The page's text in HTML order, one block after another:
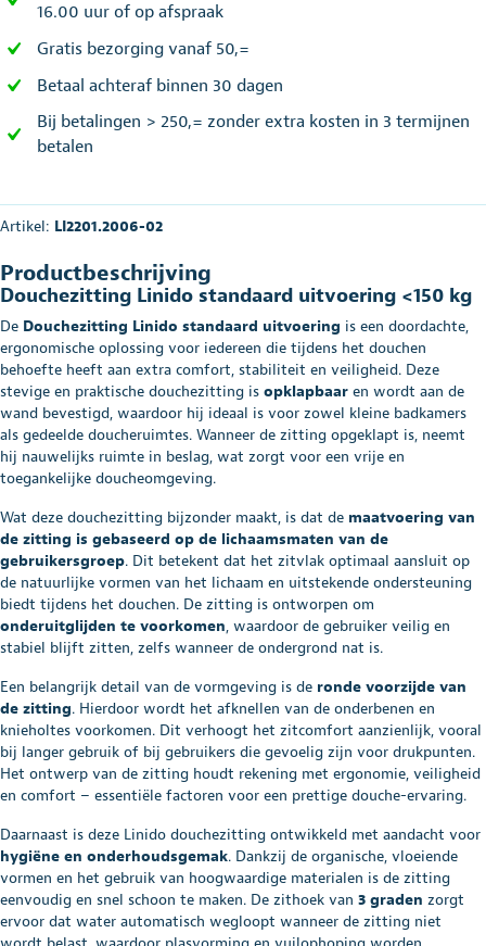
16.00 uur of op afspraak
Gratis bezorging vanaf 50,=
Betaal achteraf binnen 30 dagen
Bij betalingen > 250,= zonder extra kosten in 3 termijnen
betalen
Artikel: LI2201.2006-02
Productbeschrijving
Douchezitting Linido standaard uitvoering <150 kg
De Douchezitting Linido standaard uitvoering is een doordachte,
ergonomische oplossing voor iedereen die tijdens het douchen
behoefte heeft aan extra comfort, stabiliteit en veiligheid. Deze
stevige en praktische douchezitting is opklapbaar en wordt aan de
wand bevestigd, waardoor hij ideaal is voor zowel kleine badkamers
als gedeelde doucheruimtes. Wanneer de zitting opgeklapt is, neemt
hij nauwelijks ruimte in beslag, wat zorgt voor een vrije en
toegankelijke doucheomgeving.
Wat deze douchezitting bijzonder maakt, is dat de maatvoering van
de zitting is gebaseerd op de lichaamsmaten van de
gebruikersgroep. Dit betekent dat het zitvlak optimaal aansluit op
de natuurlijke vormen van het lichaam en uitstekende ondersteuning
biedt tijdens het douchen. De zitting is ontworpen om
onderuitglijden te voorkomen, waardoor de gebruiker veilig en
stabiel blijft zitten, zelfs wanneer de ondergrond nat is.
Een belangrijk detail van de vormgeving is de ronde voorzijde van
de zitting. Hierdoor wordt het afknellen van de onderbenen en
knieholtes voorkomen. Dit verhoogt het zitcomfort aanzienlijk, vooral
bij langer gebruik of bij gebruikers die gevoelig zijn voor drukpunten.
Het ontwerp van de zitting houdt rekening met ergonomie, veiligheid
en comfort – essentiële factoren voor een prettige douche-ervaring.
Daarnaast is deze Linido douchezitting ontwikkeld met aandacht voor
hygiëne en onderhoudsgemak. Dankzij de organische, vloeiende
vormen en het gebruik van hoogwaardige materialen is de zitting
eenvoudig en snel schoon te maken. De zithoek van 3 graden zorgt
ervoor dat water automatisch wegloopt wanneer de zitting niet